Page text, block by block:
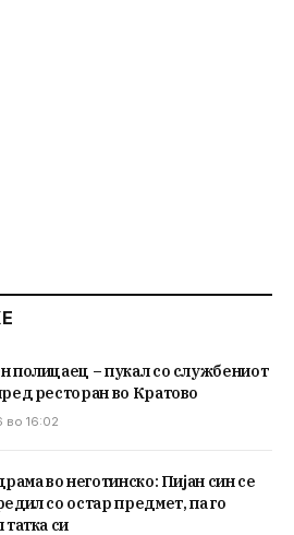
полицаец – пукал со службениот
ресторан во Кратово
во 16:02
во неготинско: Пијан син се
со остар предмет, па го
си